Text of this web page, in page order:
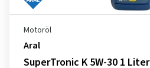
Motoröl
Aral
SuperTronic K 5W-30 1 Liter